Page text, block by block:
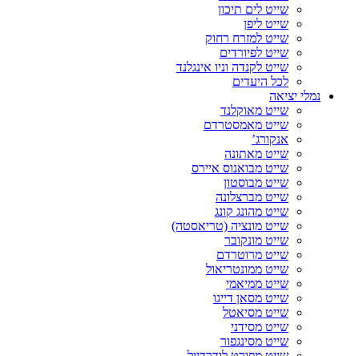
שייט לים תיכון
שייט ליפן
שייט למזרח רחוק
שייט לפיורדים
שייט לקנדה וניו אינגלנד
לכל היעדים
נמלי יציאה
שייט מאוקלנד
שייט מאמסטרדם
אנקורג’
שייט מאתונה
שייט מבואנוס איירס
שייט מבוסטון
שייט מברצלונה
שייט מהונג קונג
שייט מונציה (טריאסטה)
שייט מונקובר
שייט מרוטרדם
שייט ממונטריאול
שייט ממיאמי
שייט מסאן דייגו
שייט מסיאטל
שייט מסידני
שייט מסינגפור